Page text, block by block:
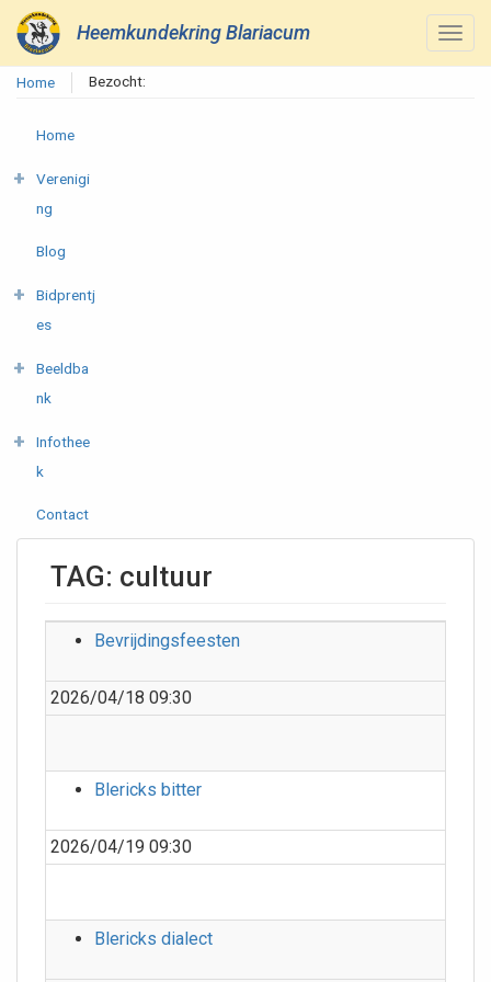
Heemkundekring Blariacum
Home Bezocht:
Home
Verenigi
ng
Blog
Bidprentj
es
Beeldba
nk
Infothee
k
Contact
TAG: cultuur
Bevrijdingsfeesten
2026/04/18 09:30
Blericks bitter
2026/04/19 09:30
Blericks dialect